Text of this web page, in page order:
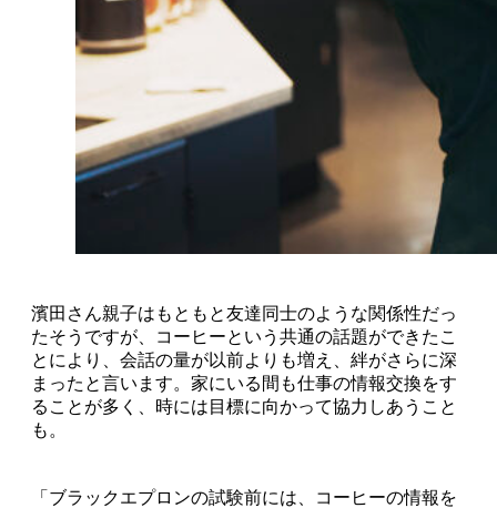
濱田さん親子はもともと友達同士のような関係性だっ
たそうですが、コーヒーという共通の話題ができたこ
とにより、会話の量が以前よりも増え、絆がさらに深
まったと言います。家にいる間も仕事の情報交換をす
ることが多く、時には目標に向かって協力しあうこと
も。
「ブラックエプロンの試験前には、コーヒーの情報を